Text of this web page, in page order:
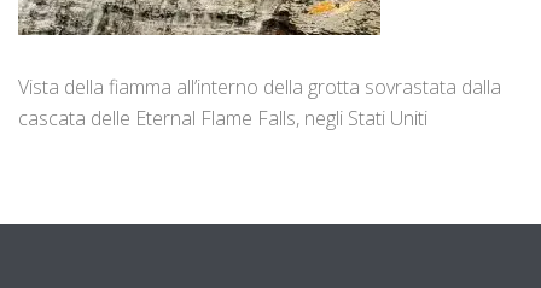
Vista della fiamma all’interno della grotta sovrastata dalla
cascata delle Eternal Flame Falls, negli Stati Uniti